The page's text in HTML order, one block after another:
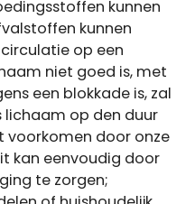
kunnen
kunnen
op een
niet goed is, met
een blokkade is, zal
lichaam op den duur
voorkomen door onze
kan eenvoudig door
te zorgen;